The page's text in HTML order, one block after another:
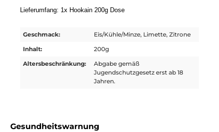
Lieferumfang: 1x Hookain 200g Dose
Geschmack:
Eis/Kühle/Minze, Limette, Zitrone
Inhalt:
200g
Altersbeschränkung:
Abgabe gemäß
Jugendschutzgesetz erst ab 18
Jahren.
Gesundheitswarnung